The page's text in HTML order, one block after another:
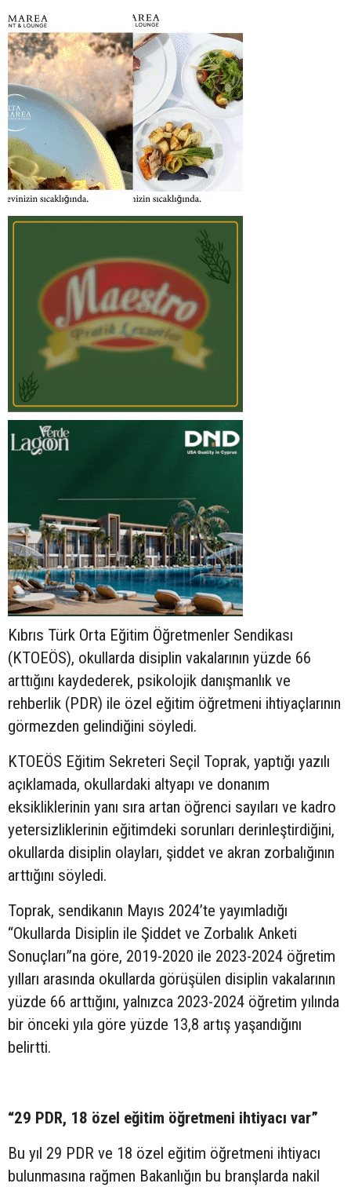
Kıbrıs Türk Orta Eğitim Öğretmenler Sendikası
(KTOEÖS), okullarda disiplin vakalarının yüzde 66
arttığını kaydederek, psikolojik danışmanlık ve
rehberlik (PDR) ile özel eğitim öğretmeni ihtiyaçlarının
görmezden gelindiğini söyledi.
KTOEÖS Eğitim Sekreteri Seçil Toprak, yaptığı yazılı
açıklamada, okullardaki altyapı ve donanım
eksikliklerinin yanı sıra artan öğrenci sayıları ve kadro
yetersizliklerinin eğitimdeki sorunları derinleştirdiğini,
okullarda disiplin olayları, şiddet ve akran zorbalığının
arttığını söyledi.
Toprak, sendikanın Mayıs 2024’te yayımladığı
“Okullarda Disiplin ile Şiddet ve Zorbalık Anketi
Sonuçları”na göre, 2019-2020 ile 2023-2024 öğretim
yılları arasında okullarda görüşülen disiplin vakalarının
yüzde 66 arttığını, yalnızca 2023-2024 öğretim yılında
bir önceki yıla göre yüzde 13,8 artış yaşandığını
belirtti.
“29 PDR, 18 özel eğitim öğretmeni ihtiyacı var”
Bu yıl 29 PDR ve 18 özel eğitim öğretmeni ihtiyacı
bulunmasına rağmen Bakanlığın bu branşlarda nakil